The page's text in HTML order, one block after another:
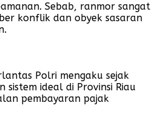
Sebab, ranmor sangat
konflik dan obyek sasaran
Polri mengaku sejak
sistem ideal di Provinsi Riau
pembayaran pajak